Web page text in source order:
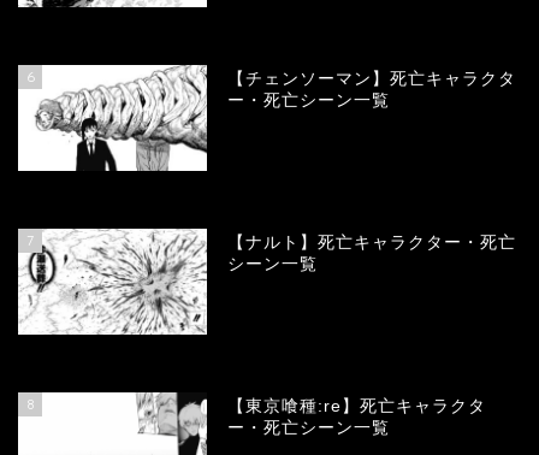
6
【チェンソーマン】死亡キャラクタ
ー・死亡シーン一覧
7
【ナルト】死亡キャラクター・死亡
シーン一覧
8
【東京喰種:re】死亡キャラクタ
ー・死亡シーン一覧